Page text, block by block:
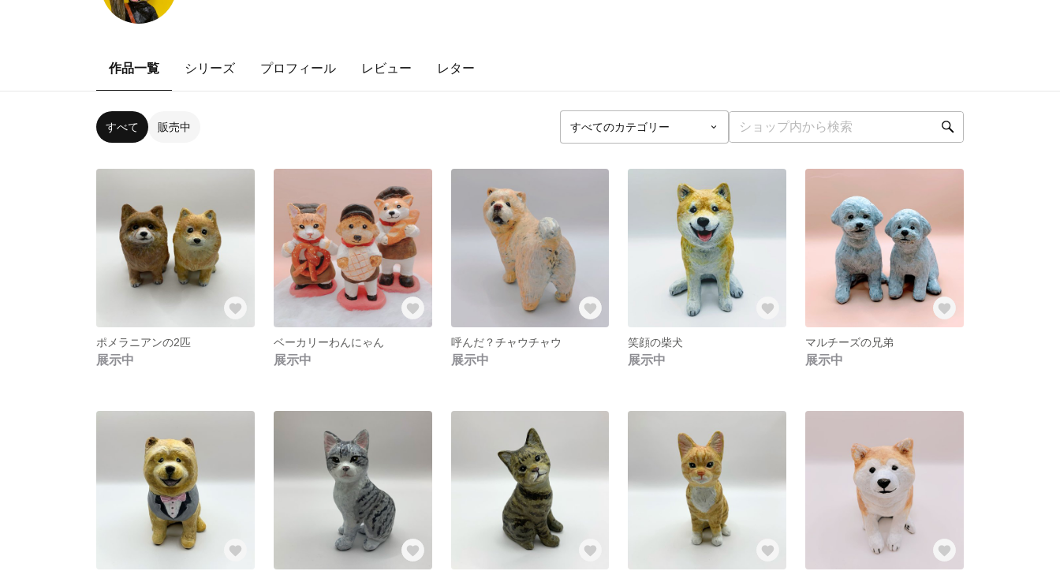
作品一覧 シリーズ プロフィール レビュー レター
すべて 販売中
ポメラニアンの2匹
展示中
ベーカリーわんにゃん
展示中
呼んだ？チャウチャウ
展示中
笑顔の柴犬
展示中
マルチーズの兄弟
展示中